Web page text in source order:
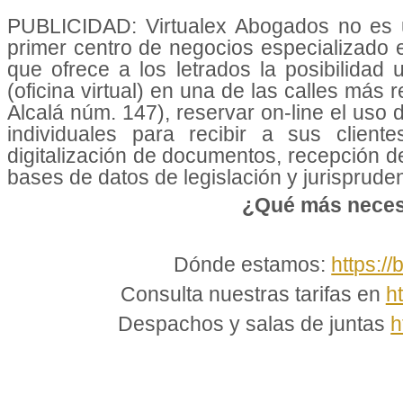
PUBLICIDAD: Virtualex Abogados no
primer centro de negocios especializado
que ofrece a los letrados la posibilidad
(oficina virtual) en una de las calles más
Alcalá núm. 147), reservar on-line el uso
individuales para recibir a sus
digitalización de documentos, recepción
bases de datos de legislación y
¿Qué más
Dónde estamos: https://
Consulta nuestras tarifas en
Despachos y salas de juntas